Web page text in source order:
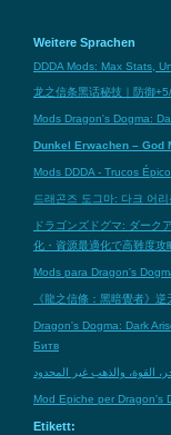
Weitere Sprachen
DDDA Mods: Max Stats,
龙之信条黑话秘技｜防御
Mods Dragon's Dogma:
Dunkel Erwachen – God
Mods DDDA - Trucos
드래곤즈 도그마: 다크 어
ドラゴンズドグマ: ダーク
化・資源最適化で高難度攻
Mods para Dragon's
《龍之信條：黑暗覺者》
Dragon's Dogma: Dark
Битв
القوة، والذهب غير المحدود
Mod Epiche per Dragon's
Etikett: